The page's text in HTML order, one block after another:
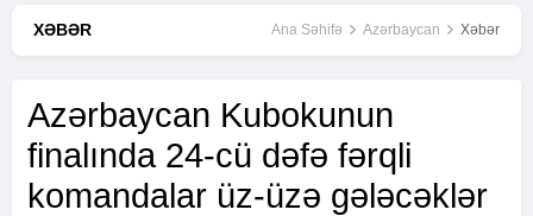
XƏBƏR Ana Səhifə Azərbaycan Xəbər
Azərbaycan Kubokunun
finalında 24-cü dəfə fərqli
komandalar üz-üzə gələcəklər